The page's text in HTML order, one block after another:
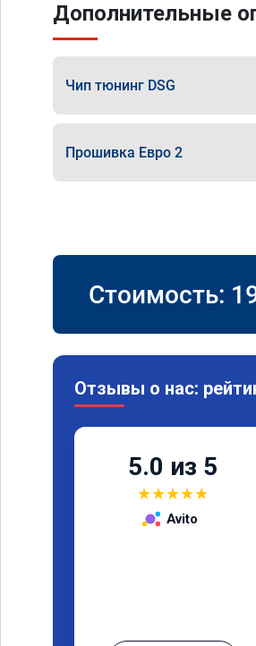
Дополнительные
Чип тюнинг DSG
Прошивка Евро 2
Стоимость:
Отзывы о нас:
5.0 из 5
★★★★★
Avito